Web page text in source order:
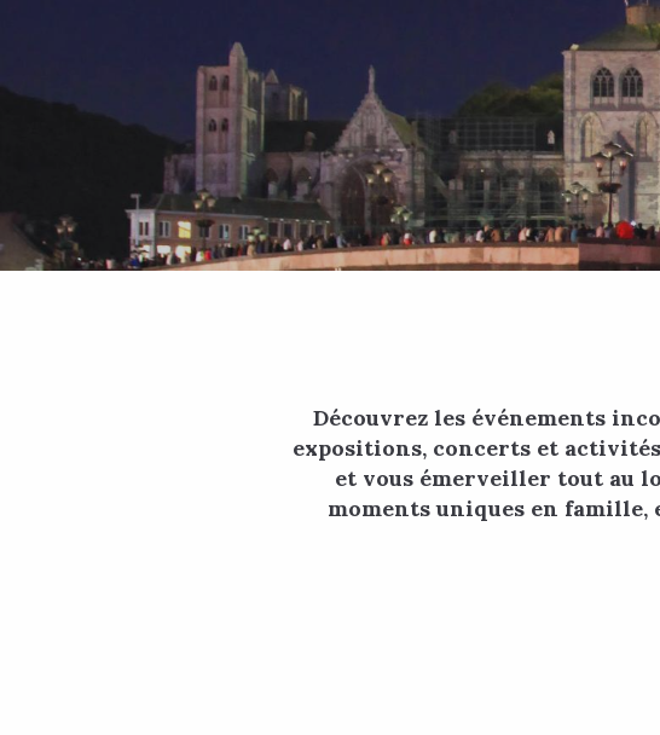
Découvrez les événements
expositions, concerts et
et vous émerveiller tout au
moments uniques en famille,